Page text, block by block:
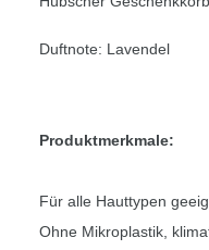
Duftnote: Lavendel
Produktmerkmale:
Für alle Hauttypen
Ohne Mikroplastik,